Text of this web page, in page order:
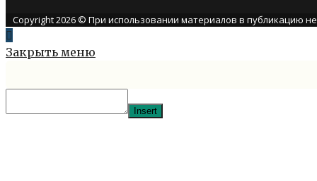
Copyright 2026 © При использовании материалов в публикацию
Закрыть меню
Insert